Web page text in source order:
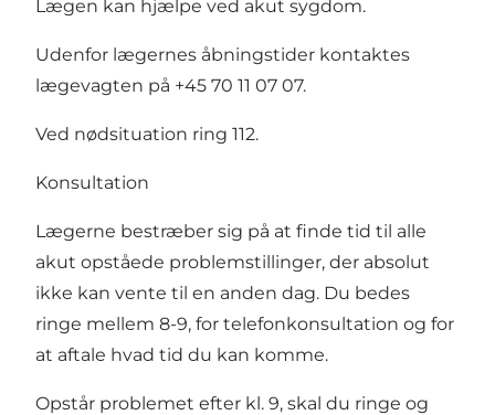
Lægen kan hjælpe ved akut sygdom.
Udenfor lægernes åbningstider kontaktes
lægevagten på +45 70 11 07 07.
Ved nødsituation ring 112.
Konsultation
Lægerne bestræber sig på at finde tid til alle
akut opståede problemstillinger, der absolut
ikke kan vente til en anden dag. Du bedes
ringe mellem 8-9, for telefonkonsultation og for
at aftale hvad tid du kan komme.
Opstår problemet efter kl. 9, skal du ringe og